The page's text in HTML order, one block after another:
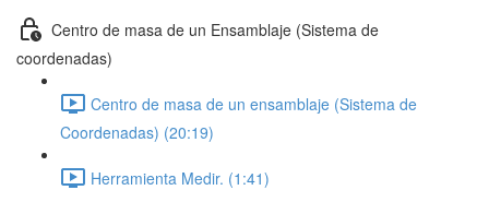
Centro de masa de un Ensamblaje (Sistema de
coordenadas)
Centro de masa de un ensamblaje (Sistema de
Coordenadas) (20:19)
Herramienta Medir. (1:41)